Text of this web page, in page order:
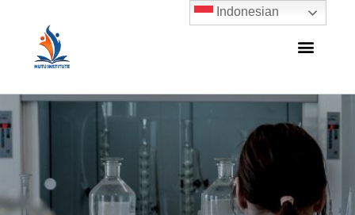
Indonesian